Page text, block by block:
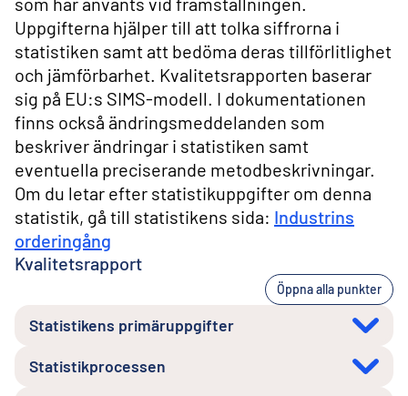
Uppgifterna hjälper till att tolka siffrorna i
statistiken samt att bedöma deras tillförlitlighet
och jämförbarhet. Kvalitetsrapporten baserar
sig på EU:s SIMS-modell. I dokumentationen
finns också ändringsmeddelanden som
beskriver ändringar i statistiken samt
eventuella preciserande metodbeskrivningar.
Om du letar efter statistikuppgifter om denna
statistik, gå till statistikens sida: Industrins
orderingång
Kvalitetsrapport
Öppna alla punkter
Statistikens primäruppgifter
Statistikprocessen